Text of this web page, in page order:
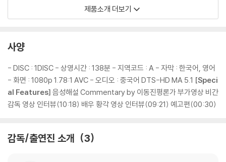
※ 4K블루레이, 3D 블루레이 재생 관련 안내
이어를 사용하셔야 합니다. 더불어 플레이어 소프트웨어 최신 버전의 업데
이트, 대용량 케이블 사용이 필수입니다.
2) 3D 블루레이는 전용 플레이어와 3D 지원 TV를 통해서만 재생 가능합
니다.
※ 아웃케이스/구성품/포장 상태
다.
제품소개 더보기
사양
- DISC : 1DISC - 상영시간 : 138분 - 지역코드 : A - 자막 : 한국어, 영어
- 화면 : 1080p 1.78:1 AVC - 오디오 : 중국어 DTS-HD MA 5.1 [Speci
al Features] 음성해설 Commentary by 이동진평론가 부가영상 비간
감독 영상 인터뷰(10:18) 배우 황각 영상 인터뷰(09:21) 예고편(00:30)
감독/출연진 소개 3